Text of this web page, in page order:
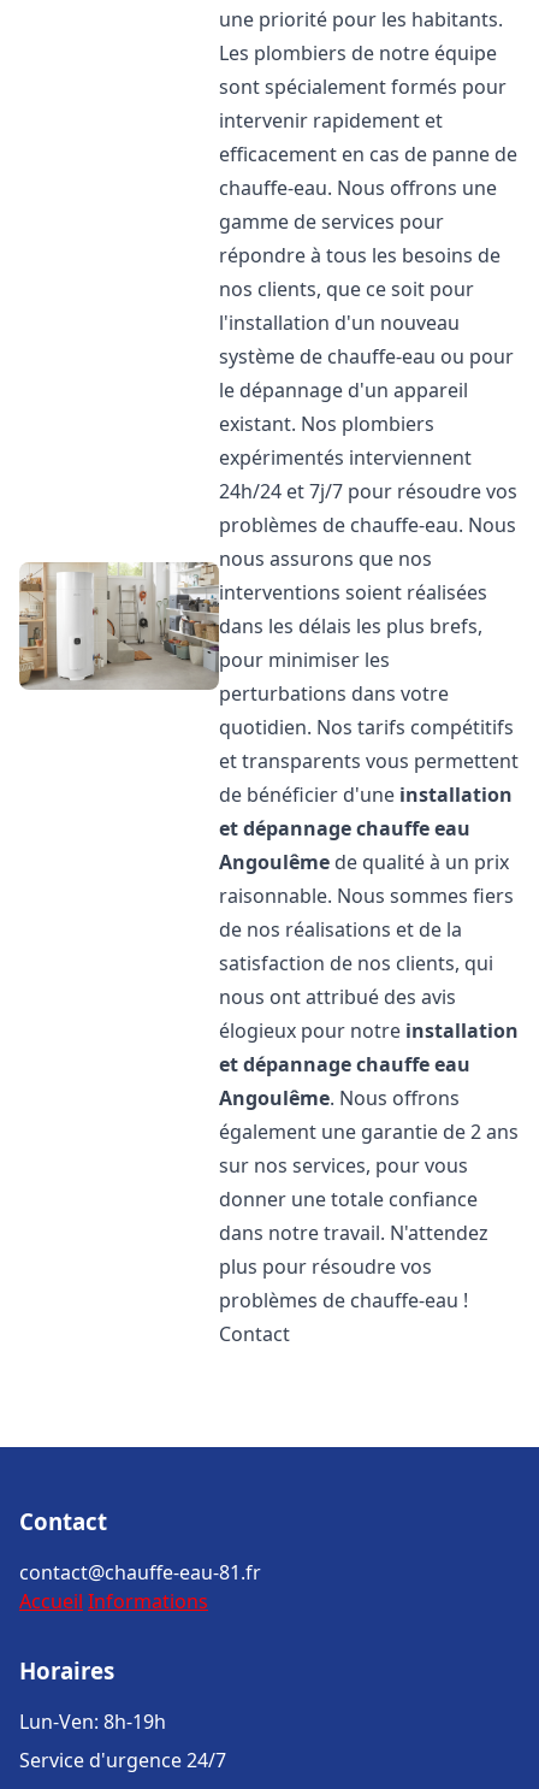
une priorité pour les habitants.
Les plombiers de notre équipe
sont spécialement formés pour
intervenir rapidement et
efficacement en cas de panne de
chauffe-eau. Nous offrons une
gamme de services pour
répondre à tous les besoins de
nos clients, que ce soit pour
l'installation d'un nouveau
système de chauffe-eau ou pour
le dépannage d'un appareil
existant. Nos plombiers
expérimentés interviennent
24h/24 et 7j/7 pour résoudre vos
problèmes de chauffe-eau. Nous
nous assurons que nos
interventions soient réalisées
dans les délais les plus brefs,
pour minimiser les
perturbations dans votre
quotidien. Nos tarifs compétitifs
et transparents vous permettent
de bénéficier d'une installation
et dépannage chauffe eau
Angoulême de qualité à un prix
raisonnable. Nous sommes fiers
de nos réalisations et de la
satisfaction de nos clients, qui
nous ont attribué des avis
élogieux pour notre installation
et dépannage chauffe eau
Angoulême. Nous offrons
également une garantie de 2 ans
sur nos services, pour vous
donner une totale confiance
dans notre travail. N'attendez
plus pour résoudre vos
problèmes de chauffe-eau !
Contact
Contact
contact@chauffe-eau-81.fr
Accueil Informations
Horaires
Lun-Ven: 8h-19h
Service d'urgence 24/7